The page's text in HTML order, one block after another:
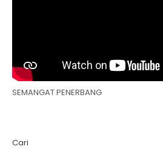
SEMANGAT PENERBANG
Cari